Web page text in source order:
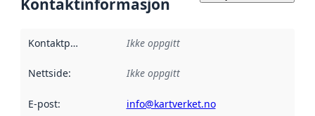
Kontaktinformasjon
Kontaktpunkt Ikke oppgitt
Nettside: Ikke oppgitt
E-post: info@kartverket.no